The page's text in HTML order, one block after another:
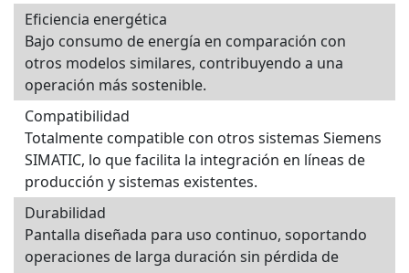
Eficiencia energética
Bajo consumo de energía en comparación con
otros modelos similares, contribuyendo a una
operación más sostenible.
Compatibilidad
Totalmente compatible con otros sistemas Siemens
SIMATIC, lo que facilita la integración en líneas de
producción y sistemas existentes.
Durabilidad
Pantalla diseñada para uso continuo, soportando
operaciones de larga duración sin pérdida de